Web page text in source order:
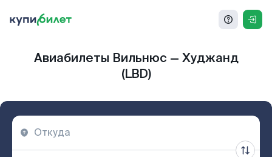
Авиабилеты Вильнюс — Худжанд
(LBD)